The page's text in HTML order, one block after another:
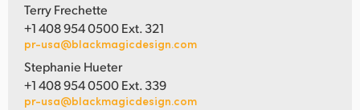
Terry Frechette
+1 408 954 0500 Ext. 321
pr-usa@blackmagicdesign.com
Stephanie Hueter
+1 408 954 0500 Ext. 339
pr-usa@blackmagicdesign.com